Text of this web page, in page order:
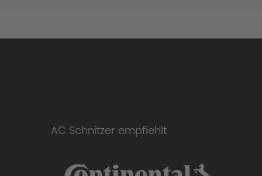
AC Schnitzer empfiehlt